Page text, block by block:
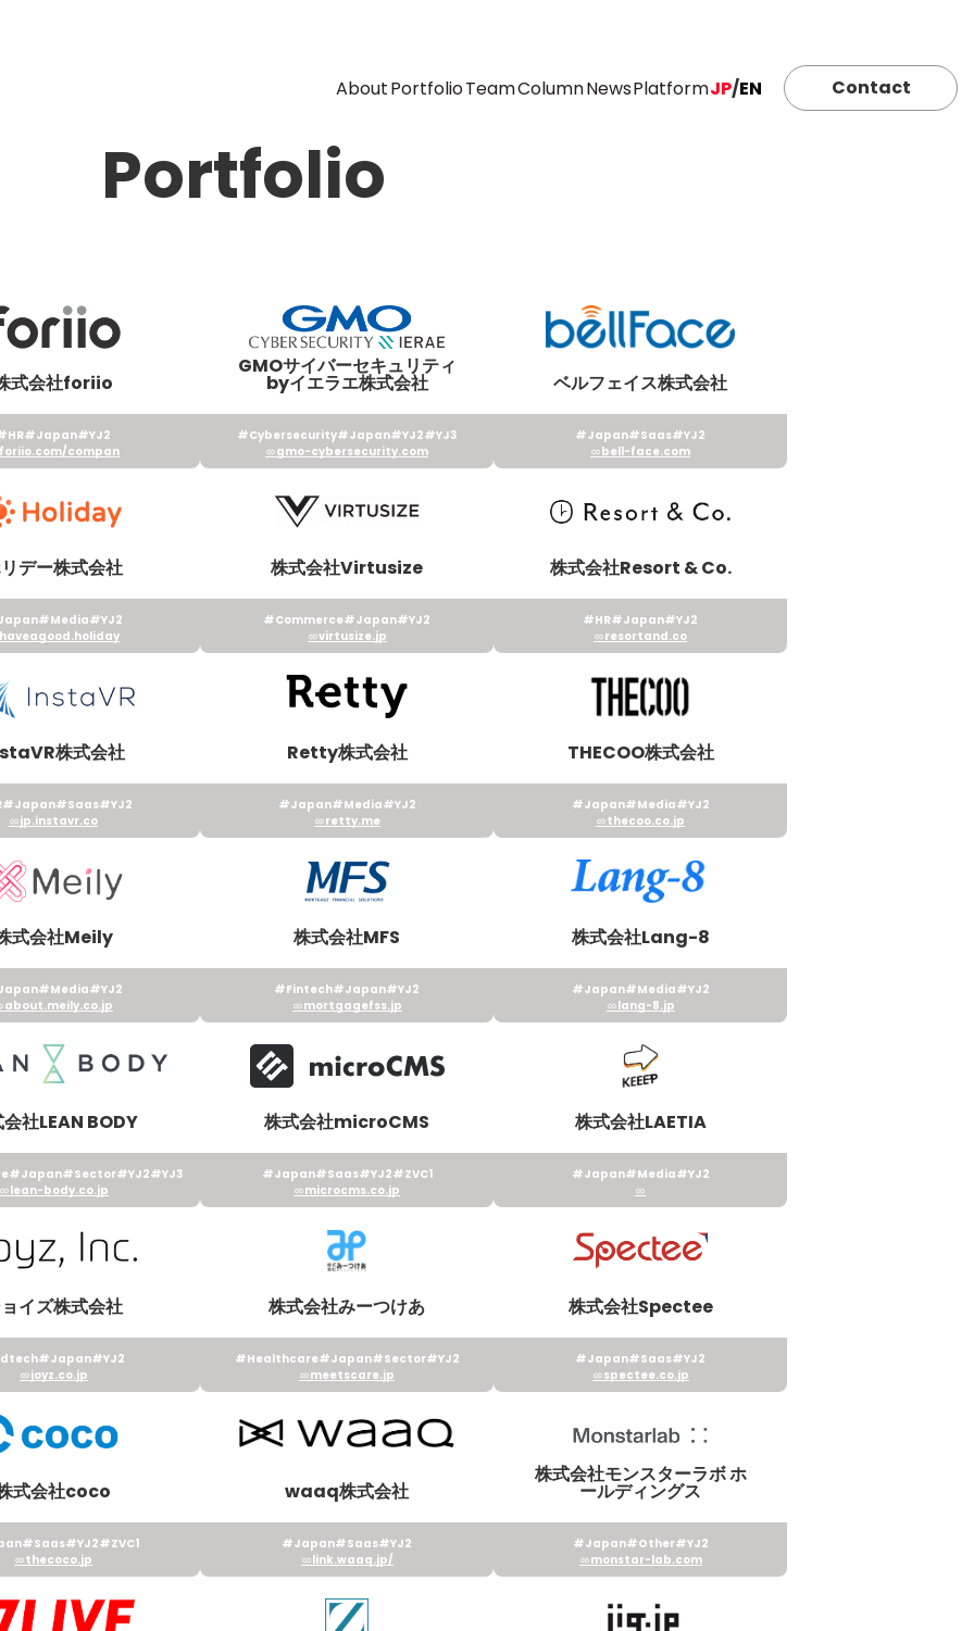
AboutPortfolioTeamColumnNewsPlatformJP/EN Contact
Portfolio
式会社foriio
#Japan#YJ2
foriio.com/compan
GMOサイバーセキュリティ
byイエラエ株式会社
#Cybersecurity#Japan#YJ2#YJ3
gmo-cybersecurity.com
ベルフェイス株式会社
#Japan#Saas#YJ2
bell-face.com
デー株式会社
#Media#YJ2
haveagood.holiday
株式会社Virtusize
#Commerce#Japan#YJ2
virtusize.jp
株式会社Resort & Co.
#HR#Japan#YJ2
resortand.co
株式会社
#Japan#Saas#YJ2
jp.instavr.co
Retty株式会社
#Japan#Media#YJ2
retty.me
THECOO株式会社
#Japan#Media#YJ2
thecoo.co.jp
式会社Meily
#Media#YJ2
about.meily.co.jp
株式会社MFS
#Fintech#Japan#YJ2
mortgagefss.jp
株式会社Lang-8
#Japan#Media#YJ2
lang-8.jp
社LEAN BODY
#Japan#Sector#YJ2#YJ3
lean-body.co.jp
株式会社microCMS
#Japan#Saas#YJ2#ZVC1
microcms.co.jp
株式会社LAETIA
#Japan#Media#YJ2
イズ株式会社
#Japan#YJ2
joyz.co.jp
株式会社みーつけあ
#Healthcare#Japan#Sector#YJ2
meetscare.jp
株式会社Spectee
#Japan#Saas#YJ2
spectee.co.jp
式会社coco
#Saas#YJ2#ZVC1
thecoco.jp
waaq株式会社
#Japan#Saas#YJ2
link.waaq.jp/
株式会社モンスターラボ ホ
ールディングス
#Japan#Other#YJ2
monstar-lab.com